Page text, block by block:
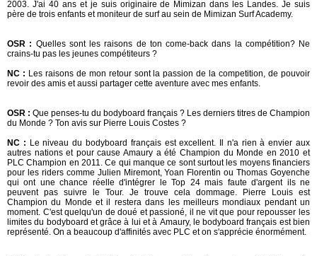
2003. J'ai 40 ans et je suis originaire de Mimizan dans les Landes. Je suis
père de trois enfants et moniteur de surf au sein de Mimizan Surf Academy.
OSR : Quelles sont les raisons de ton come-back dans la compétition? Ne
crains-tu pas les jeunes compétiteurs ?
NC : Les raisons de mon retour sont la passion de la competition, de pouvoir
revoir des amis et aussi partager cette aventure avec mes enfants.
OSR : Que penses-tu du bodyboard français ? Les derniers titres de Champion
du Monde ? Ton avis sur Pierre Louis Costes ?
NC : Le niveau du bodyboard français est excellent. Il n'a rien à envier aux
autres nations et pour cause Amaury a été Champion du Monde en 2010 et
PLC Champion en 2011. Ce qui manque ce sont surtout les moyens financiers
pour les riders comme Julien Miremont, Yoan Florentin ou Thomas Goyenche
qui ont une chance réelle d'intégrer le Top 24 mais faute d'argent ils ne
peuvent pas suivre le Tour. Je trouve cela dommage. Pierre Louis est
Champion du Monde et il restera dans les meilleurs mondiaux pendant un
moment. C'est quelqu'un de doué et passioné, il ne vit que pour repousser les
limites du bodyboard et grâce à lui et à Amaury, le bodyboard français est bien
représenté. On a beaucoup d'affinités avec PLC et on s'apprécie énormément.